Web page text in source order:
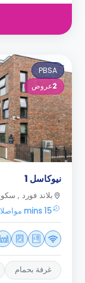
PBSA
2عروض
نيوكاسل 1
بلاند فورد ,
15 mins مواصلات عامه, 16 mins نيو كاسل مشي بالأقدام
غرفة بحمام